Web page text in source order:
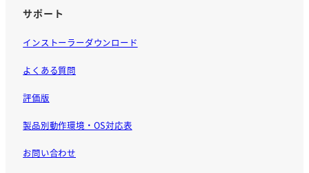
サポート
インストーラーダウンロード
よくある質問
評価版
製品別動作環境・OS対応表
お問い合わせ